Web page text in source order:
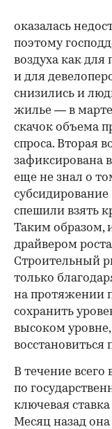
оказалась
поэтому
воздуха как для
и для
снизились и
жилье — в марте
скачок объема
спроса. Вторая
зафиксирована
еще не знал о
спешили взять
Таким образом,
драйвером
Строительный
только
на протяжении
сохранить
высоком
восстановиться
В течение
по
ключевая
Месяц назад она